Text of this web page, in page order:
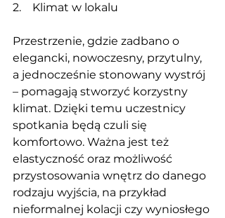
2.    Klimat w lokalu
Przestrzenie, gdzie zadbano o
elegancki, nowoczesny, przytulny,
a jednocześnie stonowany wystrój
– pomagają stworzyć korzystny
klimat. Dzięki temu uczestnicy
spotkania będą czuli się
komfortowo. Ważna jest też
elastyczność oraz możliwość
przystosowania wnętrz do danego
rodzaju wyjścia, na przykład
nieformalnej kolacji czy wyniosłego